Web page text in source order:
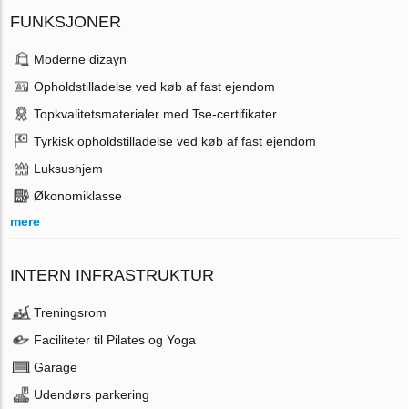
FUNKSJONER
Moderne dizayn
Opholdstilladelse ved køb af fast ejendom
Topkvalitetsmaterialer med Tse-certifikater
Tyrkisk opholdstilladelse ved køb af fast ejendom
Luksushjem
Økonomiklasse
mere
INTERN INFRASTRUKTUR
Treningsrom
Faciliteter til Pilates og Yoga
Garage
Udendørs parkering